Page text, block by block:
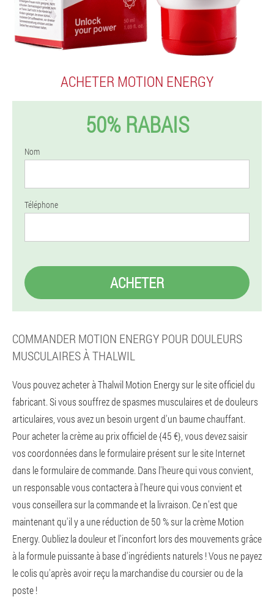
ACHETER MOTION ENERGY
50% RABAIS
Nom
Téléphone
ACHETER
COMMANDER MOTION ENERGY POUR DOULEURS
MUSCULAIRES À THALWIL
Vous pouvez acheter à Thalwil Motion Energy sur le site officiel du
fabricant. Si vous souffrez de spasmes musculaires et de douleurs
articulaires, vous avez un besoin urgent d'un baume chauffant.
Pour acheter la crème au prix officiel de {45 €}, vous devez saisir
vos coordonnées dans le formulaire présent sur le site Internet
dans le formulaire de commande. Dans l'heure qui vous convient,
un responsable vous contactera à l'heure qui vous convient et
vous conseillera sur la commande et la livraison. Ce n'est que
maintenant qu'il y a une réduction de 50 % sur la crème Motion
Energy. Oubliez la douleur et l'inconfort lors des mouvements grâce
à la formule puissante à base d'ingrédients naturels ! Vous ne payez
le colis qu'après avoir reçu la marchandise du coursier ou de la
poste !